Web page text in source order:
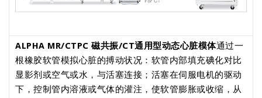
ALPHA MR/CTPC 磁共振/CT通用型动态心脏模体通过一
根橡胶软管模拟心脏的搏动状况：软管内部填充碘化对比
显影剂或空气或水，与活塞连接；活塞在伺服电机的驱动
下，控制管内溶液或气体的灌注，使软管膨胀或收缩，从